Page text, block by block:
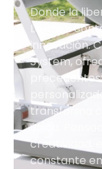
Donde la
La línea
innovación.
System,
transforma
única.
creatividad,
constante